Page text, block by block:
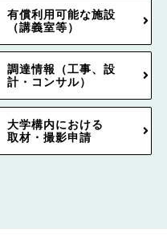
有償利用可能な施設
（講義室等）
調達情報（工事、設
計・コンサル）
大学構内における
取材・撮影申請